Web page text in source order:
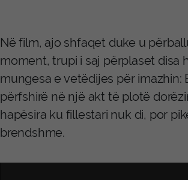
Në film, ajo shfaqet duke u
moment, trupi i saj përplaset disa
mungesa e vetëdijes për
përfshirë në një akt të plotë
hapësira ku fillestari nuk di, por
brendshme.